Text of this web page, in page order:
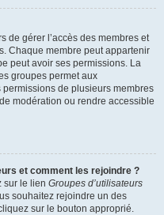
de gérer l’accès des membres et
Chaque membre peut appartenir
peut avoir ses permissions. La
groupes permet aux
de plusieurs membres
modération ou rendre accessible
et comment les rejoindre ?
sur le lien Groupes d’utilisateurs
souhaitez rejoindre un des
sur le bouton approprié.